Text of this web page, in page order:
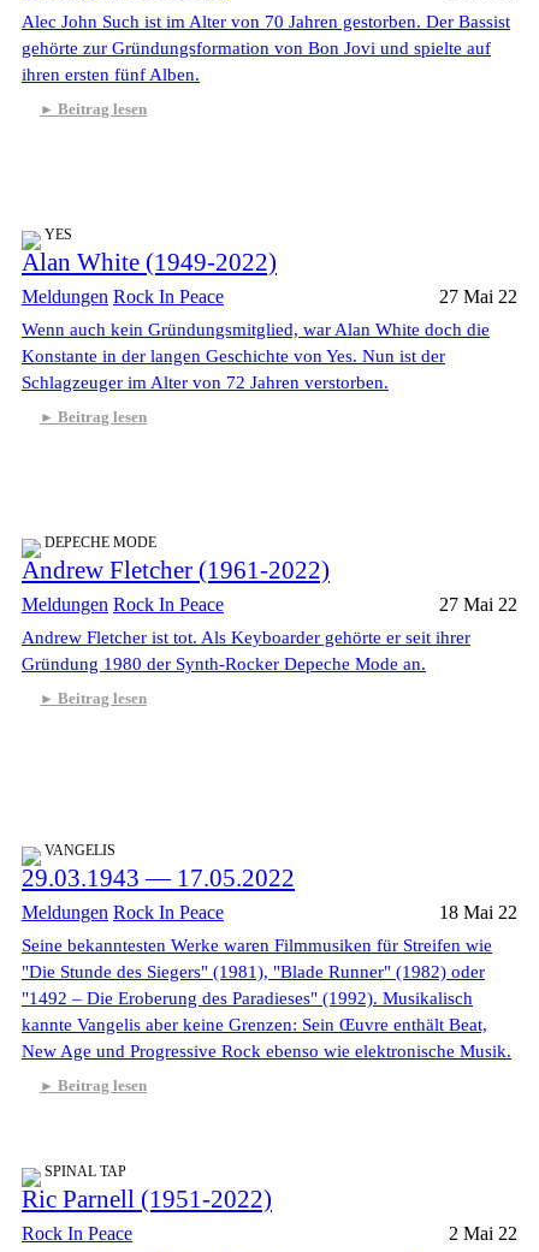
Alec John Such ist im Alter von 70 Jahren gestorben. Der Bassist
gehörte zur Gründungsformation von Bon Jovi und spielte auf
ihren ersten fünf Alben.
Beitrag lesen
YES
Alan White (1949-2022)
Meldungen Rock In Peace 27 Mai 22
Wenn auch kein Gründungsmitglied, war Alan White doch die
Konstante in der langen Geschichte von Yes. Nun ist der
Schlagzeuger im Alter von 72 Jahren verstorben.
Beitrag lesen
DEPECHE MODE
Andrew Fletcher (1961-2022)
Meldungen Rock In Peace 27 Mai 22
Andrew Fletcher ist tot. Als Keyboarder gehörte er seit ihrer
Gründung 1980 der Synth-Rocker Depeche Mode an.
Beitrag lesen
VANGELIS
29.03.1943 — 17.05.2022
Meldungen Rock In Peace 18 Mai 22
Seine bekanntesten Werke waren Filmmusiken für Streifen wie
"Die Stunde des Siegers" (1981), "Blade Runner" (1982) oder
"1492 – Die Eroberung des Paradieses" (1992). Musikalisch
kannte Vangelis aber keine Grenzen: Sein Œuvre enthält Beat,
New Age und Progressive Rock ebenso wie elektronische Musik.
Beitrag lesen
SPINAL TAP
Ric Parnell (1951-2022)
Rock In Peace 2 Mai 22